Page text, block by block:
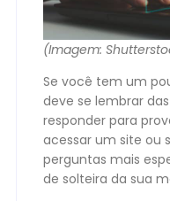
(Imagem:
Se você tem um
deve se lembrar
responder para
acessar um site ou
perguntas mais
de solteira da sua